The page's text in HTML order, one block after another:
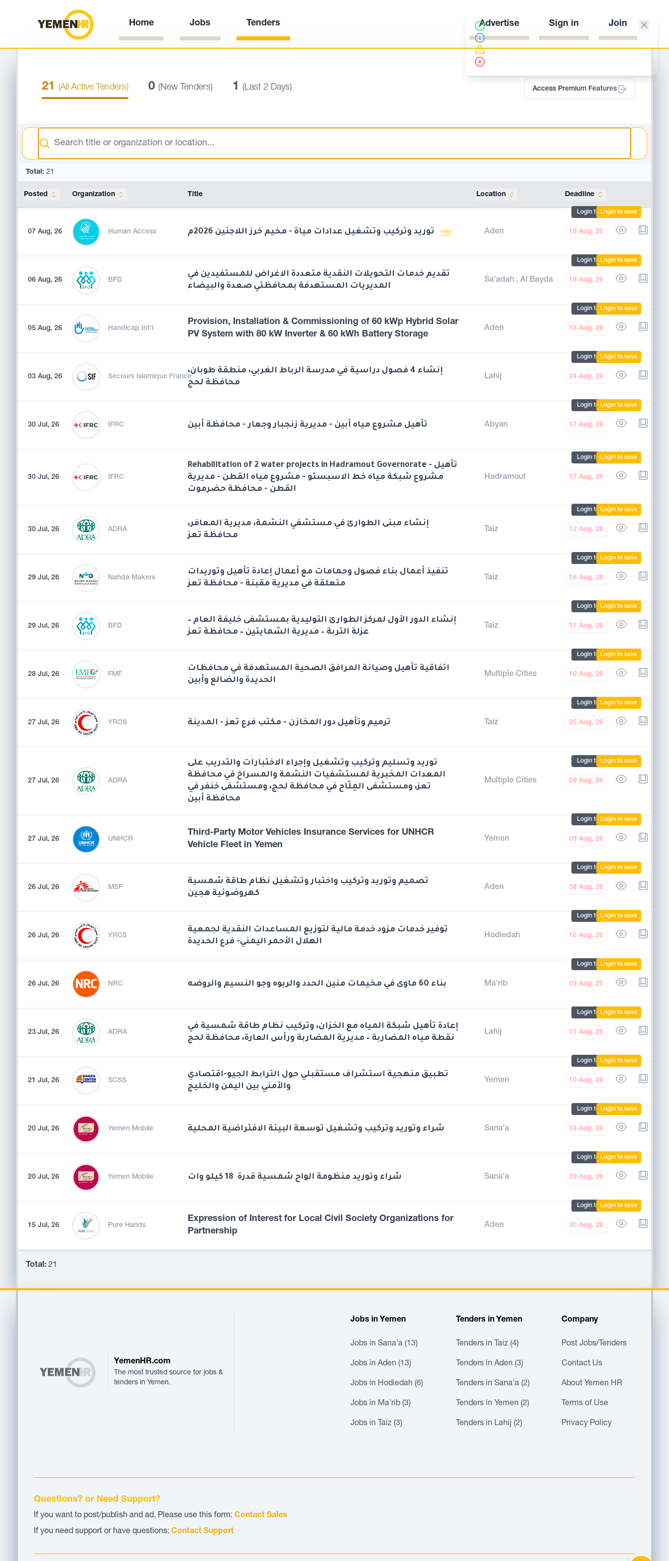
Home Jobs Tenders Advertise Sign in Join
21 (All Active Tenders) 0 (New Tenders) 1 (Last 2 Days) Access Premium Features
Total: 21
Posted Organization Title Location Deadline
07 Aug, 26 Human Access new Aden 19 Aug, 26
Login to markLogin to save
06 Aug, 26 BFD
تقديم خدمات التحويلات النقدية متعددة الاغراض للمستفيدين في
المديريات المستهدفة بمحافظتي صعدة والبيضاء
Sa'adah , Al Bayda 19 Aug, 26
Login to markLogin to save
05 Aug, 26 Handicap Int'l
Provision, Installation & Commissioning of 60 kWp Hybrid Solar
PV System with 80 kW Inverter & 60 kWh Battery Storage
Aden 18 Aug, 26
Login to markLogin to save
03 Aug, 26 Secours Islamique France
إنشاء 4 فصول دراسية في مدرسة الرباط الغربي، منطقة طوبان،
محافظة لحج
Lahij 24 Aug, 26
Login to markLogin to save
30 Jul, 26 IFRC تأهيل مشروع مياه أبين - مديرية زنجبار وجعار - محافظة أبين Abyan 17 Aug, 26
Login to markLogin to save
30 Jul, 26 IFRC
Rehabilitation of 2 water projects in Hadramout Governorate - تأهيل
مشروع شبكة مياه خط الاسبستو - مشروع مياه القطن - مديرية
القطن - محافظة حضرموت
Hadramout 17 Aug, 26
Login to markLogin to save
30 Jul, 26 ADRA
إنشاء مبنى الطوارئ في مستشفي النشمة، مديرية المعافر،
محافظة تعز
Taiz 12 Aug, 26
Login to markLogin to save
29 Jul, 26 Nahda Makers
تنفيذ أعمال بناء فصول وحمامات مع أعمال إعادة تأهيل وتوريدات
متعلقة في مديرية مقبنة - محافظة تعز
Taiz 16 Aug, 26
Login to markLogin to save
29 Jul, 26 BFD
إنشاء الدور الأول لمركز الطوارئ التوليدية بمستشفى خليفة العام –
عزلة التربة – مديرية الشمايتين – محافظة تعز
Taiz 11 Aug, 26
Login to markLogin to save
28 Jul, 26 FMF
اتفاقية تأهيل وصيانة المرافق الصحية المستهدفة في محافظات
الحديدة والضالع وأبين
Multiple Cities 10 Aug, 26
Login to markLogin to save
27 Jul, 26 YRCS ترميم وتأهيل دور المخازن - مكتب فرع تعز - المدينة Taiz 25 Aug, 26
Login to markLogin to save
27 Jul, 26 ADRA
توريد وتسليم وتركيب وتشغيل وإجراء الاختبارات والتدريب على
المعدات المخبرية لمستشفيات النشمة والمسراخ في محافظة
تعز، ومستشفى المِلّاح في محافظة لحج، ومستشفى خنفر في
محافظة أبين
Multiple Cities 09 Aug, 26
Login to markLogin to save
27 Jul, 26 UNHCR
Third-Party Motor Vehicles Insurance Services for UNHCR
Vehicle Fleet in Yemen
Yemen 09 Aug, 26
Login to markLogin to save
26 Jul, 26 MSF
تصميم وتوريد وتركيب واختبار وتشغيل نظام طاقة شمسية
كهروضوئية هجين
Aden 08 Aug, 26
Login to markLogin to save
26 Jul, 26 YRCS
توفير خدمات مزود خدمة مالية لتوزيع المساعدات النقدية لجمعية
الهلال الأحمر اليمني- فرع الحديدة
Hodiedah 16 Aug, 26
Login to markLogin to save
26 Jul, 26 NRC بناء 60 ماوى في مخيمات منين الحدد والربوه وجو النسيم والروضه Ma'rib 09 Aug, 26
Login to markLogin to save
23 Jul, 26 ADRA
إعادة تأهيل شبكة المياه مع الخزان، وتركيب نظام طاقة شمسية في
نقطة مياه المضاربة – مديرية المضاربة ورأس العارة، محافظة لحج
Lahij 11 Aug, 26
Login to markLogin to save
21 Jul, 26 SCSS
تطبيق منهجية استشراف مستقبلي حول الترابط الجيو-اقتصادي
والأمني بين اليمن والخليج
Yemen 10 Aug, 26
Login to markLogin to save
20 Jul, 26 Yemen Mobile شراء وتوريد وتركيب وتشغيل توسعة البيئة الافتراضية المحلية Sana'a 18 Aug, 26
Login to markLogin to save
20 Jul, 26 Yemen Mobile شراء وتوريد منظومة الواح شمسية قدرة 18 كيلو وات Sana'a 09 Aug, 26
Login to markLogin to save
15 Jul, 26 Pure Hands
Expression of Interest for Local Civil Society Organizations for
Partnership
Aden 30 Aug, 26
Login to markLogin to save
Total: 21
YemenHR.com
The most trusted source for jobs &
tenders in Yemen.
Jobs in Yemen
Jobs in Sana'a (13)
Jobs in Aden (13)
Jobs in Hodiedah (6)
Jobs in Ma'rib (3)
Jobs in Taiz (3)
Tenders in Yemen
Tenders in Taiz (4)
Tenders in Aden (3)
Tenders in Sana'a (2)
Tenders in Yemen (2)
Tenders in Lahij (2)
Company
Post Jobs/Tenders
Contact Us
About Yemen HR
Terms of Use
Privacy Policy
Questions? or Need Support?
If you want to post/publish and ad, Please use this form: Contact Sales
If you need support or have questions: Contact Support